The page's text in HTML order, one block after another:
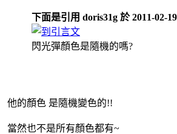
下面是引用 doris31g 於 2011-02-
閃光彈顏色是隨機的嗎?
他的顏色 是隨機變色的!!
當然也不是所有顏色都有~